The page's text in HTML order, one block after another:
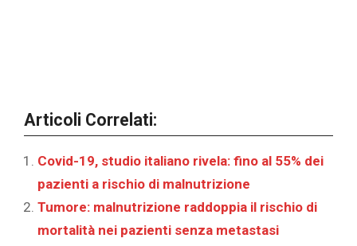
Articoli Correlati:
Covid-19, studio italiano rivela: fino al 55% dei
pazienti a rischio di malnutrizione
Tumore: malnutrizione raddoppia il rischio di
mortalità nei pazienti senza metastasi